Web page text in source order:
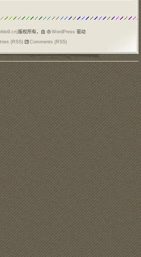
湖北省已有部分学校专门对《三字经》
blo9.cn)版权所有，由 WordPress 驱动
(RSS)
Comments (RSS)